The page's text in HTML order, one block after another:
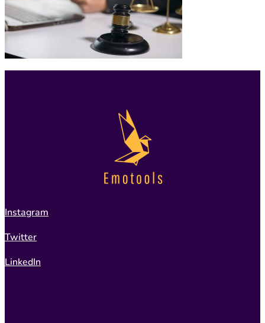
Instagram
Twitter
LinkedIn